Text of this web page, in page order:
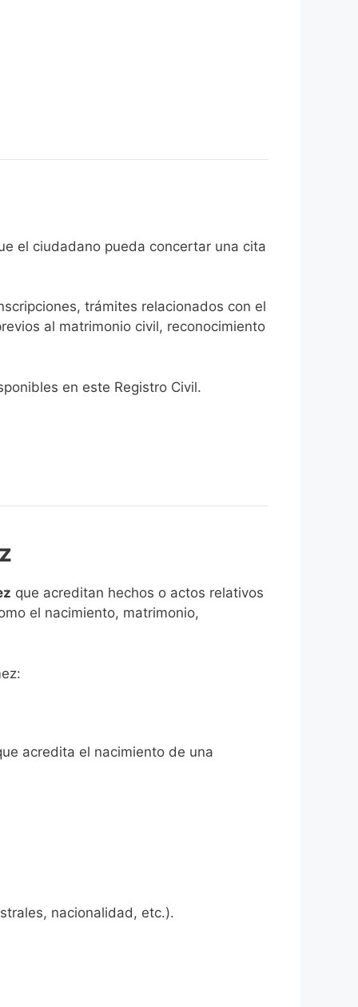
el ciudadano pueda concertar una cita
trámites relacionados con el
al matrimonio civil, reconocimiento
en este Registro Civil.​
que acreditan hechos o actos relativos
el nacimiento, matrimonio,
acredita el nacimiento de una
nacionalidad, etc.).